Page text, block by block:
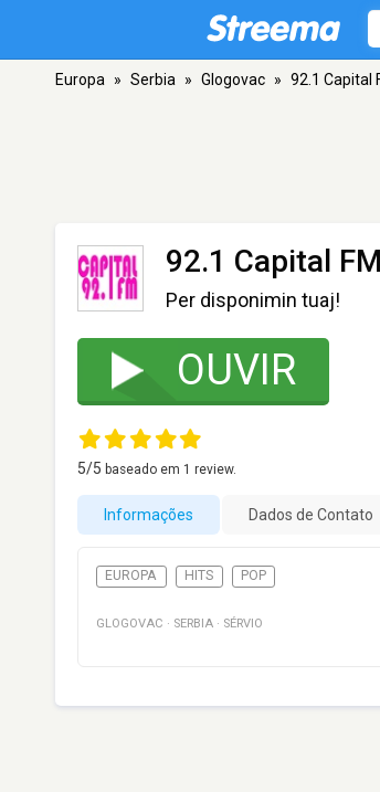
Europa » Serbia » Glogovac » 92.1 Capital
92.1 Capital FM
Per disponimin tuaj!
OUVIR
5/5 baseado em 1 review.
Informações Dados de Contato
EUROPA HITS POP
GLOGOVAC · SERBIA · SÉRVIO